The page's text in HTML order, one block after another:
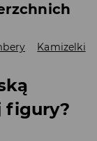
Kamizelki
figury?